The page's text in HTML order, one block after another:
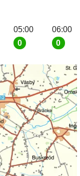
05:00
0
06:00
0